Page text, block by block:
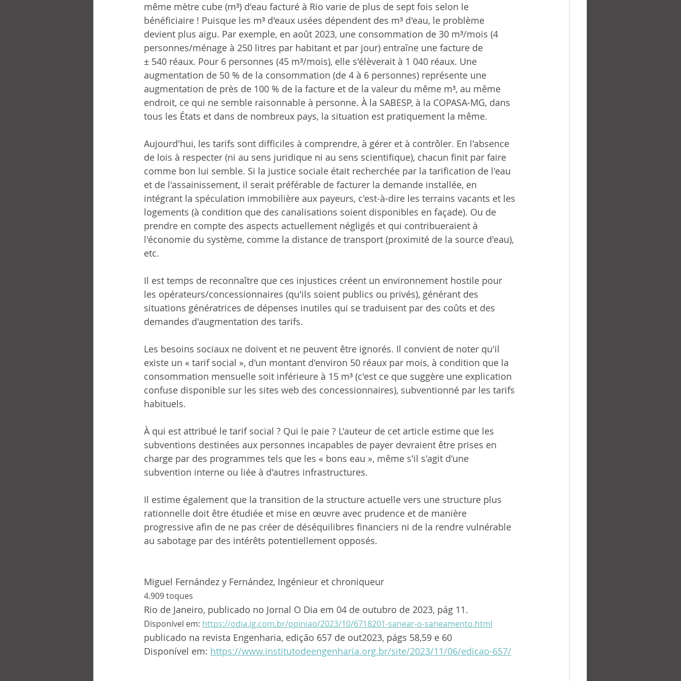
même mètre cube (m³) d'eau facturé à Rio varie de plus de sept fois selon le
bénéficiaire ! Puisque les m³ d'eaux usées dépendent des m³ d'eau, le problème
devient plus aigu. Par exemple, en août 2023, une consommation de 30 m³/mois (4
personnes/ménage à 250 litres par habitant et par jour) entraîne une facture de
± 540 réaux. Pour 6 personnes (45 m³/mois), elle s'élèverait à 1 040 réaux. Une
augmentation de 50 % de la consommation (de 4 à 6 personnes) représente une
augmentation de près de 100 % de la facture et de la valeur du même m³, au même
endroit, ce qui ne semble raisonnable à personne. À la SABESP, à la COPASA-MG, dans
tous les États et dans de nombreux pays, la situation est pratiquement la même.
Aujourd'hui, les tarifs sont difficiles à comprendre, à gérer et à contrôler. En l'absence
de lois à respecter (ni au sens juridique ni au sens scientifique), chacun finit par faire
comme bon lui semble. Si la justice sociale était recherchée par la tarification de l'eau
et de l'assainissement, il serait préférable de facturer la demande installée, en
intégrant la spéculation immobilière aux payeurs, c'est-à-dire les terrains vacants et les
logements (à condition que des canalisations soient disponibles en façade). Ou de
prendre en compte des aspects actuellement négligés et qui contribueraient à
l'économie du système, comme la distance de transport (proximité de la source d'eau),
etc.
Il est temps de reconnaître que ces injustices créent un environnement hostile pour
les opérateurs/concessionnaires (qu'ils soient publics ou privés), générant des
situations génératrices de dépenses inutiles qui se traduisent par des coûts et des
demandes d'augmentation des tarifs.
Les besoins sociaux ne doivent et ne peuvent être ignorés. Il convient de noter qu'il
existe un « tarif social », d'un montant d'environ 50 réaux par mois, à condition que la
consommation mensuelle soit inférieure à 15 m³ (c'est ce que suggère une explication
confuse disponible sur les sites web des concessionnaires), subventionné par les tarifs
habituels.
À qui est attribué le tarif social ? Qui le paie ? L'auteur de cet article estime que les
subventions destinées aux personnes incapables de payer devraient être prises en
charge par des programmes tels que les « bons eau », même s'il s'agit d'une
subvention interne ou liée à d'autres infrastructures.
Il estime également que la transition de la structure actuelle vers une structure plus
rationnelle doit être étudiée et mise en œuvre avec prudence et de manière
progressive afin de ne pas créer de déséquilibres financiers ni de la rendre vulnérable
au sabotage par des intérêts potentiellement opposés.
Miguel Fernández y Fernández, Ingénieur et chroniqueur
4.909 toques
Rio de Janeiro, publicado no Jornal O Dia em 04 de outubro de 2023, pág 11.
Disponível em: https://odia.ig.com.br/opiniao/2023/10/6718201-sanear-o-saneamento.html
publicado na revista Engenharia, edição 657 de out2023, págs 58,59 e 60
Disponível em: https://www.institutodeengenharia.org.br/site/2023/11/06/edicao-657/